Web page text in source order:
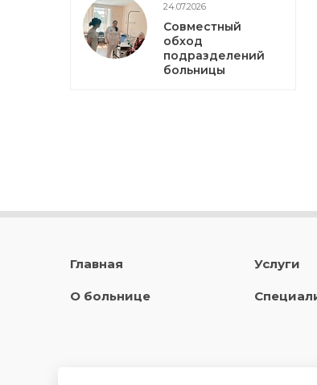
24.07.2026
Совместный
обход
подразделений
больницы
Главная
О больнице
Услуги